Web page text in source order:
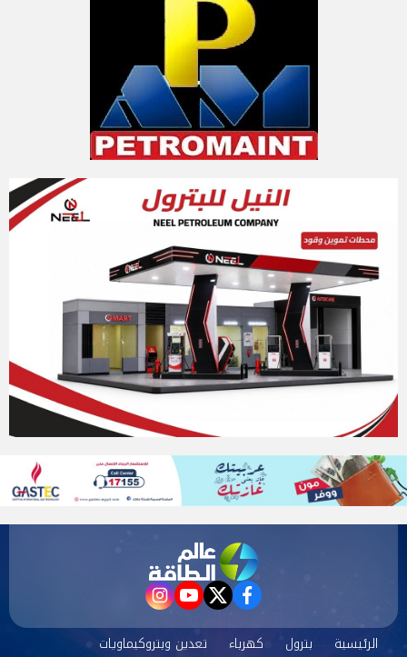
facebook
twitter
youtube
instagram
الرئيسية بترول كهرباء تعدين وبتروكيماويات